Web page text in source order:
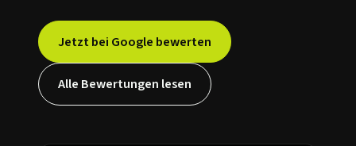
Jetzt bei Google bewerten
Alle Bewertungen lesen